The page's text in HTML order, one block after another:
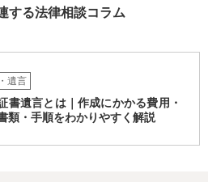
する法律相談コラム
遺言
書遺言とは｜作成にかかる費用・
類・手順をわかりやすく解説